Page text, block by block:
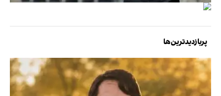
پربازدیدترین‌ها